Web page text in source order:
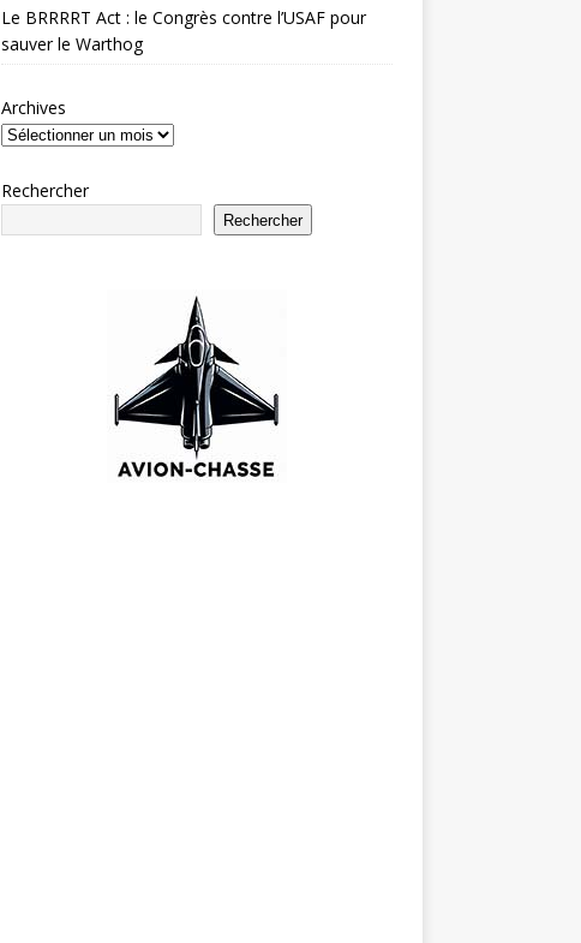
Le BRRRRT Act : le Congrès contre l’USAF pour
sauver le Warthog
Archives
Rechercher
Rechercher